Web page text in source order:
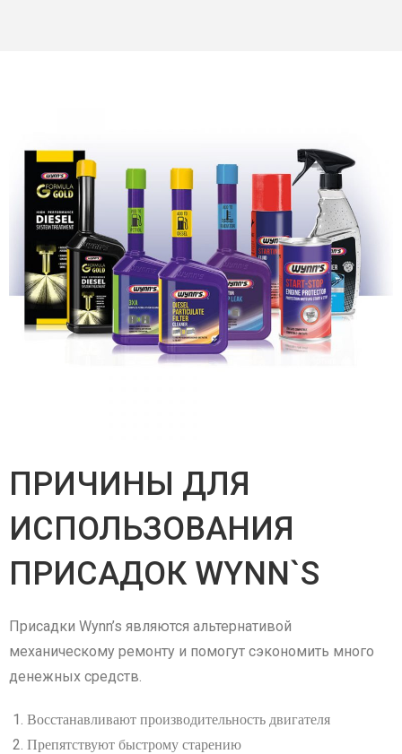
ПРИЧИНЫ ДЛЯ
ИСПОЛЬЗОВАНИЯ
ПРИСАДОК WYNN`S
Присадки Wynn’s являются альтернативой
механическому ремонту и помогут сэкономить много
денежных средств.
Восстанавливают производительность двигателя
Препятствуют быстрому старению